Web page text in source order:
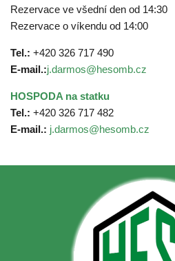
Rezervace ve všední den od 14:30
Rezervace o víkendu od 14:00
Tel.: +420 326 717 490
E-mail.:j.darmos@hesomb.cz
HOSPODA na statku
Tel.: +420 326 717 482
E-mail.: j.darmos@hesomb.cz